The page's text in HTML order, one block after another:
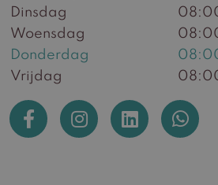
Dinsdag
Woensdag
Donderdag
Vrijdag